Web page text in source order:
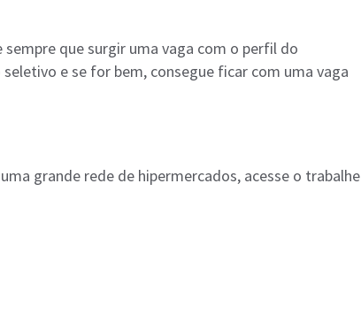
que surgir uma vaga com o perfil do
e se for bem, consegue ficar com uma vaga
grande rede de hipermercados, acesse o trabalhe